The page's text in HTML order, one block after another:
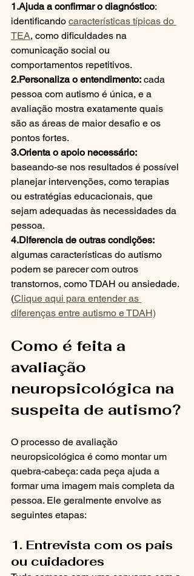
1.Ajuda a confirmar o diagnóstico:
identificando características típicas do
TEA, como dificuldades na
comunicação social ou
comportamentos repetitivos.
2.Personaliza o entendimento: cada
pessoa com autismo é única, e a
avaliação mostra exatamente quais
são as áreas de maior desafio e os
pontos fortes.
3.Orienta o apoio necessário:
baseando-se nos resultados é possível
planejar intervenções, como terapias
ou estratégias educacionais, que
sejam adequadas às necessidades da
pessoa.
4.Diferencia de outras condições:
algumas características do autismo
podem se parecer com outros
transtornos, como TDAH ou ansiedade.
(Clique aqui para entender as
diferenças entre autismo e TDAH)
Como é feita a
avaliação
neuropsicológica na
suspeita de autismo?
O processo de avaliação
neuropsicológica é como montar um
quebra-cabeça: cada peça ajuda a
formar uma imagem mais completa da
pessoa. Ele geralmente envolve as
seguintes etapas:
1. Entrevista com os pais
ou cuidadores